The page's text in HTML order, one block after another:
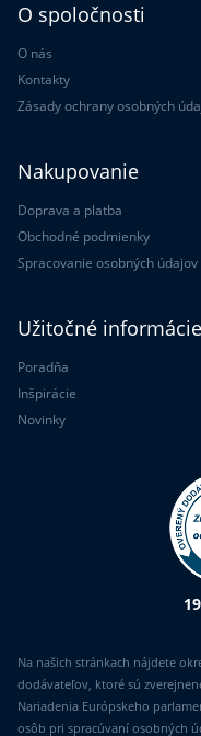
O spoločnosti
O nás
Kontakty
Zásady ochrany osobných
Nakupovanie
Doprava a platba
Obchodné podmienky
Spracovanie osobných údajov
Užitočné informácie
Poradňa
Inšpirácie
Novinky
Na našich stránkach nájdete
dodávateľov, ktoré sú
Nariadenia Európskeho
osôb pri spracúvaní osobných